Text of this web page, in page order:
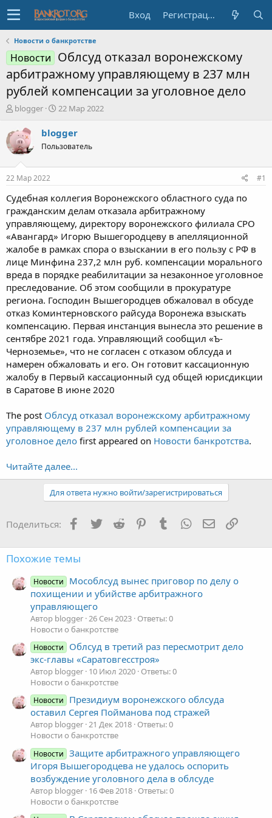
Вход Регистрация
Новости о банкротстве
Новости Облсуд отказал воронежскому
арбитражному управляющему в 237 млн
рублей компенсации за уголовное дело
А
т
о
р
е
м
ы
blogger
Д
т
а
н
л
22 Мар 2022
blogger
Пользователь
22 Мар 2022 #1
Судебная коллегия Воронежского областного суда по
гражданским делам отказала арбитражному
управляющему, директору воронежского филиала СРО
«Авангард» Игорю Вышегородцеву в апелляционной
жалобе в рамках спора о взыскании в его пользу с РФ в
лице Минфина 237,2 млн руб. компенсации морального
вреда в порядке реабилитации за незаконное уголовное
преследование. Об этом сообщили в прокуратуре
региона. Господин Вышегородцев обжаловал в обсуде
отказ Коминтерновского райсуда Воронежа взыскать
компенсацию. Первая инстанция вынесла это решение в
сентябре 2021 года. Управляющий сообщил «Ъ-
Черноземье», что не согласен с отказом облсуда и
намерен обжаловать и его. Он готовит кассационную
жалобу в Первый кассационный суд общей юрисдикции
в Саратове В июне 2020
The post Облсуд отказал воронежскому арбитражному
управляющему в 237 млн рублей компенсации за
уголовное дело first appeared on Новости банкротства.
Читайте далее...
Для ответа нужно войти/зарегистрироваться
Поделиться: Facebook
TwitterReddit PinterestTumblr WhatsApp Ссылка
Похожие темы
Новости
Мособлсуд вынес приговор по делу о
похищении и убийстве арбитражного
управляющего
Автор blogger 26 Сен 2023 Ответы: 0
Новости о банкротстве
Новости
Облсуд в третий раз пересмотрит дело
экс-главы «Саратовгесстроя»
Автор blogger 10 Июл 2020 Ответы: 0
Новости о банкротстве
Новости
Президиум воронежского облсуда
оставил Сергея Пойманова под стражей
Автор blogger 21 Дек 2018 Ответы: 0
Новости о банкротстве
Новости
Защите арбитражного управляющего
Игоря Вышегородцева не удалось оспорить
возбуждение уголовного дела в облсуде
Автор blogger 16 Фев 2018 Ответы: 0
Новости о банкротстве